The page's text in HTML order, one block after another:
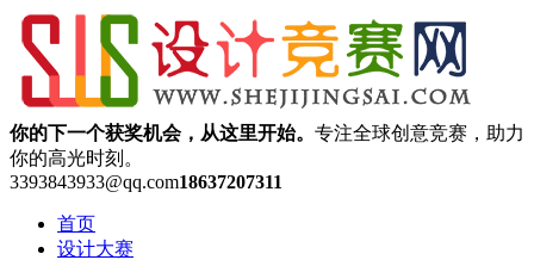
你的下一个获奖机会，从这里开始。 专注全球创意竞赛，助力
你的高光时刻。
3393843933@qq.com18637207311
首页
设计大赛